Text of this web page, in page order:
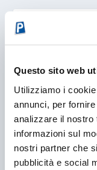
Questo sito web
Utilizziamo i
annunci, per
analizzare il nostro
informazioni sul
nostri partner che
pubblicità e social